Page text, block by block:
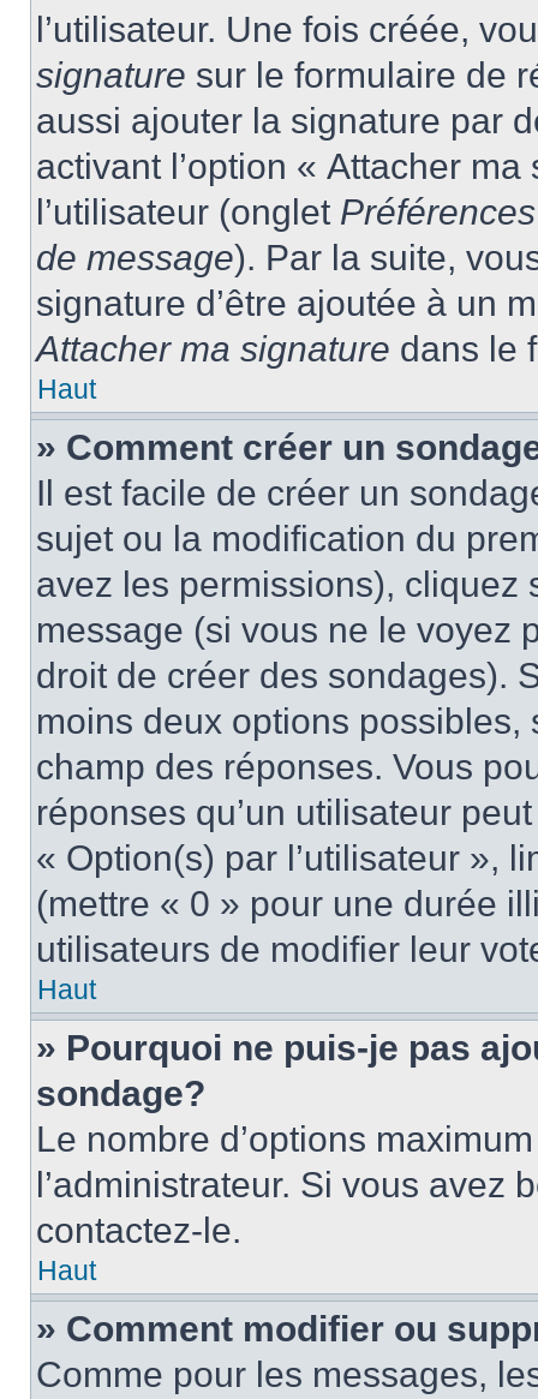
l’utilisateur. Une fois créée,
signature sur le formulaire de
aussi ajouter la signature par
activant l’option « Attacher
l’utilisateur (onglet
de message). Par la suite,
signature d’être ajoutée à un
Attacher ma signature dans le
Haut
» Comment créer un
Il est facile de créer un
sujet ou la modification du
avez les permissions), cliquez
message (si vous ne le voyez
droit de créer des sondages).
moins deux options
champ des réponses. Vous
réponses qu’un utilisateur
« Option(s) par l’utilisateur »,
(mettre « 0 » pour une durée
utilisateurs de modifier leur
Haut
» Pourquoi ne puis-je pas
sondage?
Le nombre d’options
l’administrateur. Si vous avez
contactez-le.
Haut
» Comment modifier ou
Comme pour les messages,